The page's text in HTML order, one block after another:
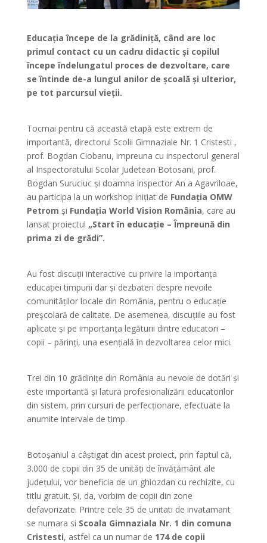
Educația începe de la grădiniță, când are loc
primul contact cu un cadru didactic și copilul
începe îndelungatul proces de dezvoltare, care
se întinde de-a lungul anilor de școală și ulterior,
pe tot parcursul vieții.
Tocmai pentru că această etapă este extrem de
importantă, directorul Scolii Gimnaziale Nr. 1 Cristesti ,
prof. Bogdan Ciobanu, impreuna cu inspectorul general
al Inspectoratului Scolar Judetean Botosani, prof.
Bogdan Suruciuc și doamna inspector An a Agavriloae,
au participa la un workshop inițiat de Fundația OMW
Petrom și Fundația World Vision România, care au
lansat proiectul „Start în educație – Împreună din
prima zi de grădi”.
Au fost discuții interactive cu privire la importanța
educației timpurii dar și dezbateri despre nevoile
comunităților locale din România, pentru o educație
preșcolară de calitate. De asemenea, discuțiile au fost
aplicate și pe importanța legăturii dintre educatori –
copii – părinți, una esențială în dezvoltarea celor mici.
Trei din 10 grădinițe din România au nevoie de dotări și
este importantă și latura profesionalizării educatorilor
din sistem, prin cursuri de perfecționare, efectuate la
anumite intervale de timp.
Botoșaniul a câștigat din acest proiect, prin faptul că,
3.000 de copii din 35 de unități de învățământ ale
județului, vor beneficia de un ghiozdan cu rechizite, cu
titlu gratuit. Și, da, vorbim de copii din zone
defavorizate. Printre cele 35 de unitati de invatamant
se numara si Scoala Gimnaziala Nr. 1 din comuna
Cristesti, astfel ca un numar de 174 de copii